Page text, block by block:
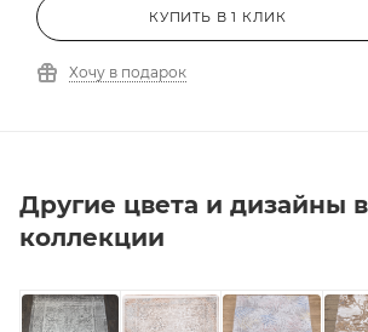
КУПИТЬ В 1 КЛИК
Хочу в подарок
Другие цвета и дизайны
коллекции